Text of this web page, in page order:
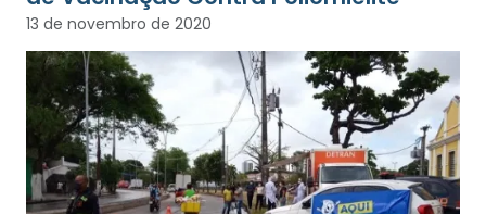
13 de novembro de 2020